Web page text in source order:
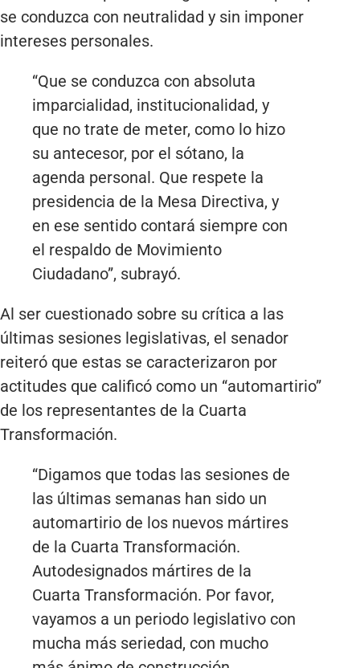
se conduzca con neutralidad y sin imponer
intereses personales.
“Que se conduzca con absoluta
imparcialidad, institucionalidad, y
que no trate de meter, como lo hizo
su antecesor, por el sótano, la
agenda personal. Que respete la
presidencia de la Mesa Directiva, y
en ese sentido contará siempre con
el respaldo de Movimiento
Ciudadano”, subrayó.
Al ser cuestionado sobre su crítica a las
últimas sesiones legislativas, el senador
reiteró que estas se caracterizaron por
actitudes que calificó como un “automartirio”
de los representantes de la Cuarta
Transformación.
“Digamos que todas las sesiones de
las últimas semanas han sido un
automartirio de los nuevos mártires
de la Cuarta Transformación.
Autodesignados mártires de la
Cuarta Transformación. Por favor,
vayamos a un periodo legislativo con
mucha más seriedad, con mucho